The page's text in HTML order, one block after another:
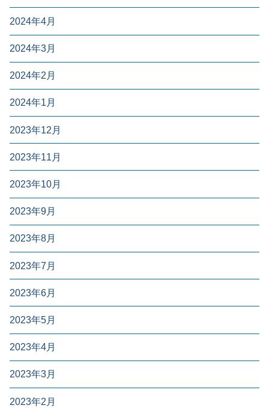
2024年4月
2024年3月
2024年2月
2024年1月
2023年12月
2023年11月
2023年10月
2023年9月
2023年8月
2023年7月
2023年6月
2023年5月
2023年4月
2023年3月
2023年2月